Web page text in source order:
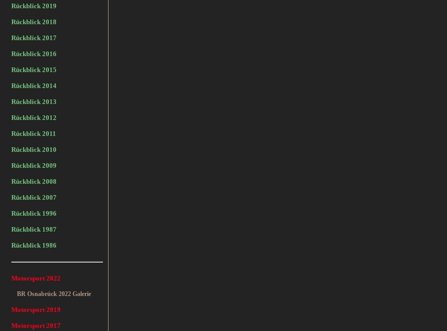
Rückblick 2019
Rückblick 2018
Rückblick 2017
Rückblick 2016
Rückblick 2015
Rückblick 2014
Rückblick 2013
Rückblick 2012
Rückblick 2011
Rückblick 2010
Rückblick 2009
Rückblick 2008
Rückblick 2007
Rückblick 1996
Rückblick 1987
Rückblick 1986
Motorsport 2022
BR Osnabrück 2022 Galerie
Motorsport 2019
Motorsport 2017